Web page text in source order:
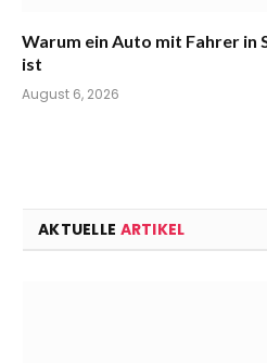
Warum ein Auto mit Fahrer in
ist
August 6, 2026
AKTUELLE ARTIKEL